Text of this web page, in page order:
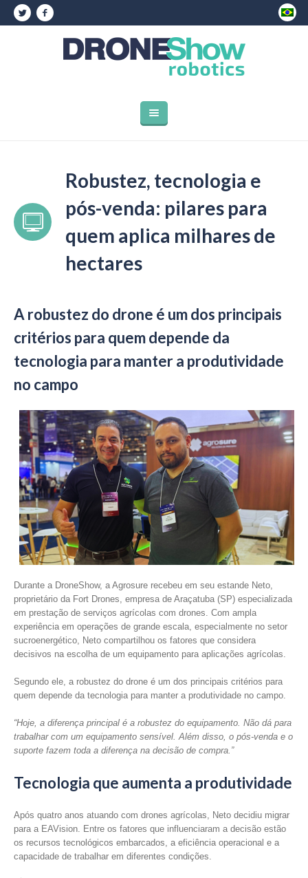
Robustez, tecnologia e
pós-venda: pilares para
quem aplica milhares de
hectares
A robustez do drone é um dos principais
critérios para quem depende da
tecnologia para manter a produtividade
no campo
Durante a DroneShow, a Agrosure recebeu em seu estande Neto,
proprietário da Fort Drones, empresa de Araçatuba (SP) especializada
em prestação de serviços agrícolas com drones. Com ampla
experiência em operações de grande escala, especialmente no setor
sucroenergético, Neto compartilhou os fatores que considera
decisivos na escolha de um equipamento para aplicações agrícolas.
Segundo ele, a robustez do drone é um dos principais critérios para
quem depende da tecnologia para manter a produtividade no campo.
“Hoje, a diferença principal é a robustez do equipamento. Não dá para
trabalhar com um equipamento sensível. Além disso, o pós-venda e o
suporte fazem toda a diferença na decisão de compra.”
Tecnologia que aumenta a produtividade
Após quatro anos atuando com drones agrícolas, Neto decidiu migrar
para a EAVision. Entre os fatores que influenciaram a decisão estão
os recursos tecnológicos embarcados, a eficiência operacional e a
capacidade de trabalhar em diferentes condições.